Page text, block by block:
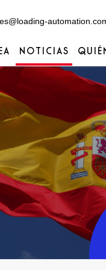
Casos prácticos
Casos prácticos
NOTICIAS
Distribuidores